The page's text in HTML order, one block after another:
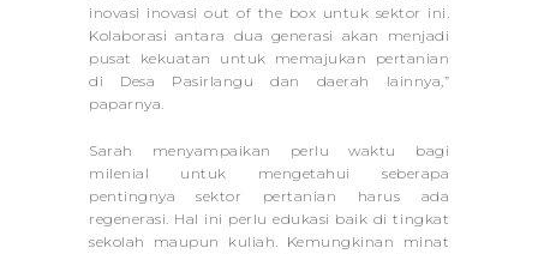
inovasi inovasi out of the box untuk sektor ini.
Kolaborasi antara dua generasi akan menjadi
pusat kekuatan untuk memajukan pertanian
di Desa Pasirlangu dan daerah lainnya,”
paparnya.
Sarah menyampaikan perlu waktu bagi
milenial untuk mengetahui seberapa
pentingnya sektor pertanian harus ada
regenerasi. Hal ini perlu edukasi baik di tingkat
sekolah maupun kuliah. Kemungkinan minat